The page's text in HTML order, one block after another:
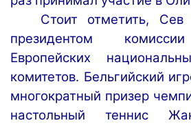
Стоит
отметить, Сев
президентом
комиссии
Европейских
комитетов. Бельгийский
многократный призер
настольный
теннис